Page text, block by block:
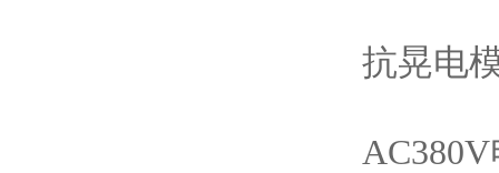
抗晃电